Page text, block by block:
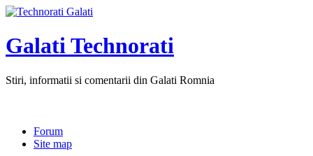
Galati Technorati
Stiri, informatii si comentarii din Galati Romnia
Forum
Site map